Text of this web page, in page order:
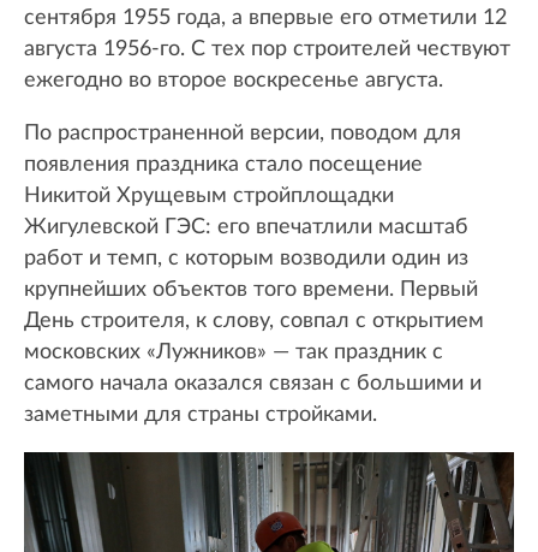
сентября 1955 года, а впервые его отметили 12
августа 1956-го. С тех пор строителей чествуют
ежегодно во второе воскресенье августа.
По распространенной версии, поводом для
появления праздника стало посещение
Никитой Хрущевым стройплощадки
Жигулевской ГЭС: его впечатлили масштаб
работ и темп, с которым возводили один из
крупнейших объектов того времени. Первый
День строителя, к слову, совпал с открытием
московских «Лужников» — так праздник с
самого начала оказался связан с большими и
заметными для страны стройками.